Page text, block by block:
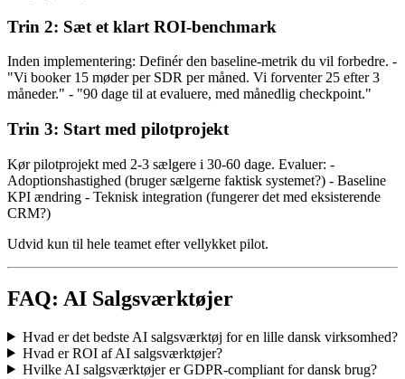
Trin 2: Sæt et klart ROI-benchmark
Inden implementering: Definér den baseline-metrik du vil forbedre. -
"Vi booker 15 møder per SDR per måned. Vi forventer 25 efter 3
måneder." - "90 dage til at evaluere, med månedlig checkpoint."
Trin 3: Start med pilotprojekt
Kør pilotprojekt med 2-3 sælgere i 30-60 dage. Evaluer: -
Adoptionshastighed (bruger sælgerne faktisk systemet?) - Baseline
KPI ændring - Teknisk integration (fungerer det med eksisterende
CRM?)
Udvid kun til hele teamet efter vellykket pilot.
FAQ: AI Salgsværktøjer
Hvad er det bedste AI salgsværktøj for en lille dansk virksomhed?
Hvad er ROI af AI salgsværktøjer?
Hvilke AI salgsværktøjer er GDPR-compliant for dansk brug?